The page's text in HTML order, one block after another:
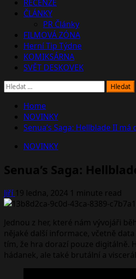
RECENZE
ČLÁNKY
PR Články
FILMOVÁ ZÓNA
Herní Tip Týdne
KOMIKSÁRNA
SVĚT DESKOVEK
Vyhledávání
Home
NOVINKY
Senua’s Saga: Hellblade II
NOVINKY
Senua’s Saga:
Jiří 19 ledna, 2024 1 minute read
Jednou z her, které nám vývojáři
nějaké další informace, včetně
tím, že hra dorazí pouze digitálně.
hádanek, ale také brutální a